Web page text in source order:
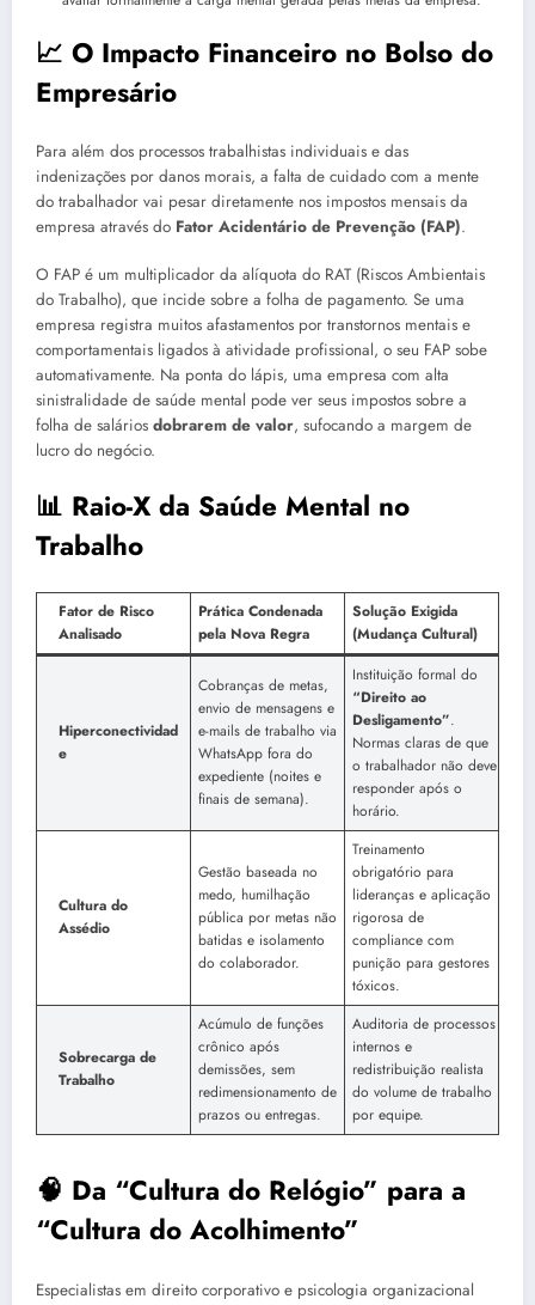
📈 O Impacto Financeiro no Bolso do
Empresário
Para além dos processos trabalhistas individuais e das
indenizações por danos morais, a falta de cuidado com a mente
do trabalhador vai pesar diretamente nos impostos mensais da
empresa através do Fator Acidentário de Prevenção (FAP).
O FAP é um multiplicador da alíquota do RAT (Riscos Ambientais
do Trabalho), que incide sobre a folha de pagamento. Se uma
empresa registra muitos afastamentos por transtornos mentais e
comportamentais ligados à atividade profissional, o seu FAP sobe
automativamente. Na ponta do lápis, uma empresa com alta
sinistralidade de saúde mental pode ver seus impostos sobre a
folha de salários dobrarem de valor, sufocando a margem de
lucro do negócio.
📊 Raio-X da Saúde Mental no
Trabalho
Fator de Risco
Analisado
Prática Condenada
pela Nova Regra
Solução Exigida
(Mudança Cultural)
Hiperconectividad
e
Cobranças de metas,
envio de mensagens e
e-mails de trabalho via
WhatsApp fora do
expediente (noites e
finais de semana).
Instituição formal do
“Direito ao
Desligamento”.
Normas claras de que
o trabalhador não deve
responder após o
horário.
Cultura do
Assédio
Gestão baseada no
medo, humilhação
pública por metas não
batidas e isolamento
do colaborador.
Treinamento
obrigatório para
lideranças e aplicação
rigorosa de
compliance com
punição para gestores
tóxicos.
Sobrecarga de
Trabalho
Acúmulo de funções
crônico após
demissões, sem
redimensionamento de
prazos ou entregas.
Auditoria de processos
internos e
redistribuição realista
do volume de trabalho
por equipe.
🧠 Da “Cultura do Relógio” para a
“Cultura do Acolhimento”
Especialistas em direito corporativo e psicologia organizacional